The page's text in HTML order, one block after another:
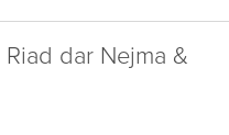
Riad dar Nejma &